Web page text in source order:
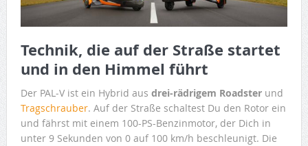
Technik, die auf der Straße startet
und in den Himmel führt
Der PAL‑V ist ein Hybrid aus drei-rädrigem Roadsterund
Tragschrauber. Auf der Straße schaltest Du den Rotor ein
und fährst mit einem 100-PS-Benzinmotor, der Dich in
unter 9 Sekunden von 0 auf 100 km/h beschleunigt. Die